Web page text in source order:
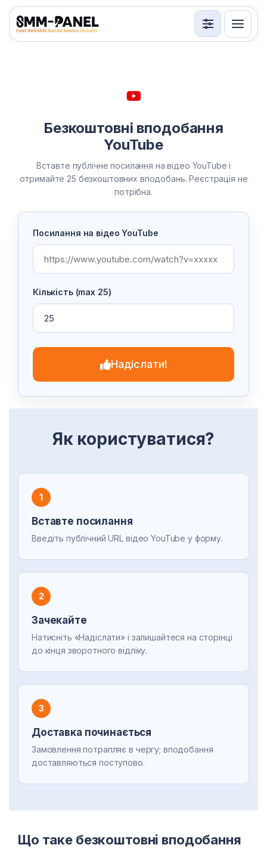
Умови використання
Вхід Реєстрація
Безкоштовні вподобання
YouTube
Вставте публічне посилання на відео YouTube і
отримайте 25 безкоштовних вподобань. Реєстрація не
потрібна.
Посилання на відео YouTube
Кількість (max 25)
Надіслати!
Як користуватися?
1
Вставте посилання
Введіть публічний URL відео YouTube у форму.
2
Зачекайте
Натисніть «Надіслати» і залишайтеся на сторінці
до кінця зворотного відліку.
3
Доставка починається
Замовлення потрапляє в чергу; вподобання
доставляються поступово.
Що таке безкоштовні вподобання